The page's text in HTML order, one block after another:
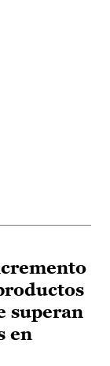
superan
en